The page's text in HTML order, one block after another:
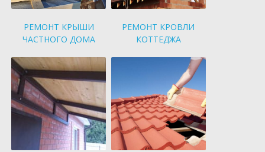
РЕМОНТ КРЫШИ
ЧАСТНОГО ДОМА
РЕМОНТ КРОВЛИ
КОТТЕДЖА